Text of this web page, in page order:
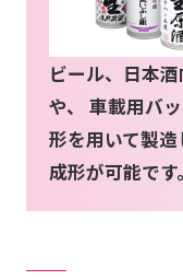
ビール、日本
や、 車載用バ
形を用いて製
成形が可能です。